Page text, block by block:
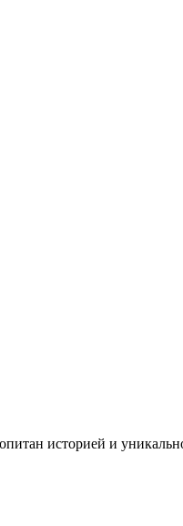
историей и